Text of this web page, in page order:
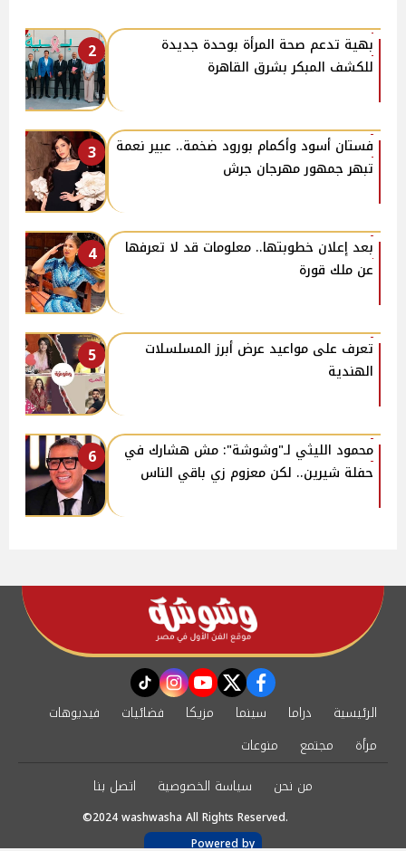
2
بهية تدعم صحة المرأة بوحدة جديدة
للكشف المبكر بشرق القاهرة
3
فستان أسود وأكمام بورود ضخمة.. عبير نعمة
تبهر جمهور مهرجان جرش
4
بعد إعلان خطوبتها.. معلومات قد لا تعرفها
عن ملك قورة
5
تعرف على مواعيد عرض أبرز المسلسلات
الهندية
6
محمود الليثي لـ"وشوشة": مش هشارك في
حفلة شيرين.. لكن معزوم زي باقي الناس
facebook
twitter
youtube
instagram
tiktok
الرئيسية دراما سينما مزيكا فضائيات
فيديوهات
مرأة
مجتمع
منوعات
من نحن
سياسة الخصوصية اتصل بنا
©2024 washwasha All Rights Reserved.
Powered by